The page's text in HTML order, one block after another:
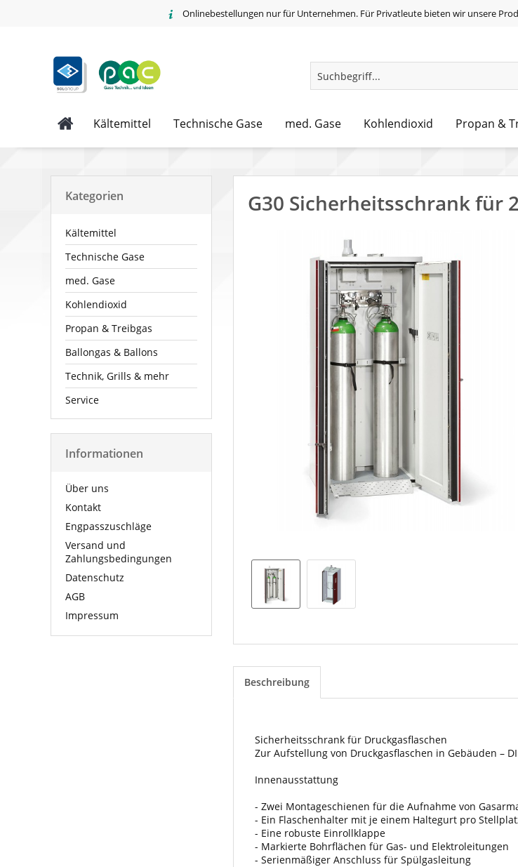
Onlinebestellungen nur für Unternehmen. Für Privatleute bieten wir unsere
Kältemittel Technische Gase med. Gase Kohlendioxid Propan &
Kategorien
Kältemittel
Technische Gase
med. Gase
Kohlendioxid
Propan & Treibgas
Ballongas & Ballons
Technik, Grills & mehr
Service
Informationen
Über uns
Kontakt
Engpasszuschläge
Versand und
Zahlungsbedingungen
Datenschutz
AGB
Impressum
G30 Sicherheitsschrank für
Beschreibung
Sicherheitsschrank für Druckgasflaschen
Zur Aufstellung von Druckgasflaschen in Gebäuden –
Innenausstattung
- Zwei Montageschienen für die Aufnahme von
- Ein Flaschenhalter mit je einem Haltegurt pro
- Eine robuste Einrollklappe
- Markierte Bohrflächen für Gas- und Elektroleitungen
- Serienmäßiger Anschluss für Spülgasleitung